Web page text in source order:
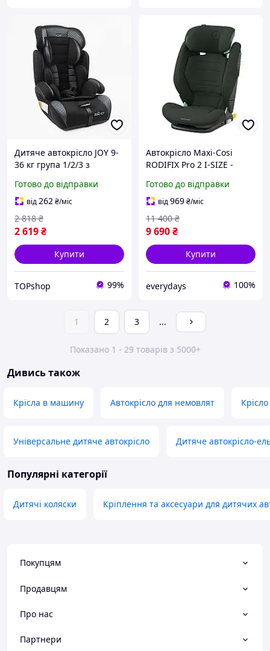
Дитяче автокрісло JOY 9-
36 кг група 1/2/3 з
автокрісло з
регульованим
підголівником
Готово до відправки
від262₴/міс
2 619₴
2 818 ₴
Купити
TOPshop 99%
Автокрісло Maxi-Cosi
RODIFIX Pro 2 I-SIZE -
(8800490110) Нове!
Готово до відправки
від969₴/міс
9 690₴
11 400 ₴
Купити
everydays 100%
1 2 3 ...
Показано 1 - 29 товарів з 5000+
Дивись також
Крісла в машину Автокрісло для немовлят
Універсальне дитяче автокрісло Дитяче автокрісло-
Популярні категорії
Дитячі коляски Кріплення та аксесуари для дитячих
Покупцям
Продавцям
Про нас
Партнери